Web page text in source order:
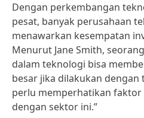
Dengan perkembangan
pesat, banyak perusahaan
menawarkan kesempatan
Menurut Jane Smith,
dalam teknologi bisa
besar jika dilakukan
perlu memperhatikan
dengan sektor ini.”